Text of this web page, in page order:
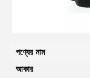
পণ্যের নাম
আকার